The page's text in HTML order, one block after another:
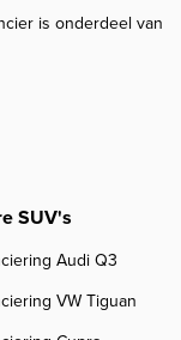
is onderdeel van
SUV's
Audi Q3
VW Tiguan